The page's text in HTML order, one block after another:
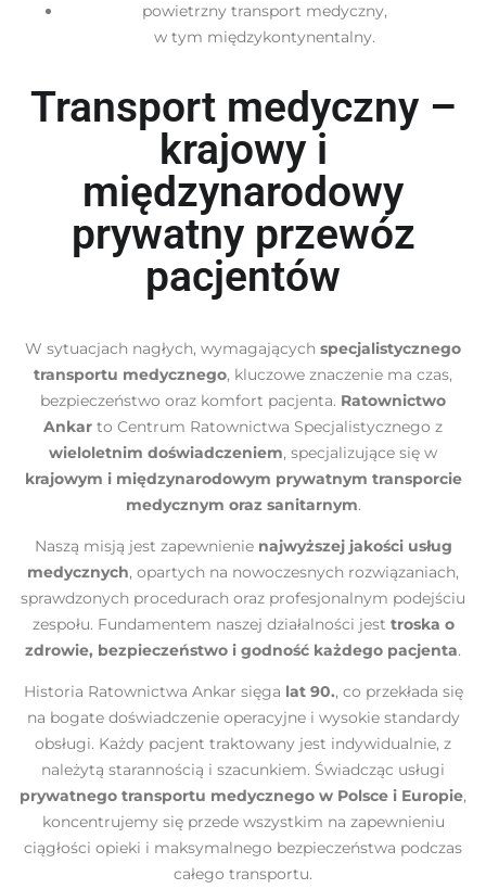
powietrzny transport medyczny,
w tym międzykontynentalny.
Transport medyczny –
krajowy i
międzynarodowy
prywatny przewóz
pacjentów
W sytuacjach nagłych, wymagających specjalistycznego
transportu medycznego, kluczowe znaczenie ma czas,
bezpieczeństwo oraz komfort pacjenta. Ratownictwo
Ankar to Centrum Ratownictwa Specjalistycznego z
wieloletnim doświadczeniem, specjalizujące się w
krajowym i międzynarodowym prywatnym transporcie
medycznym oraz sanitarnym.
Naszą misją jest zapewnienie najwyższej jakości usług
medycznych, opartych na nowoczesnych rozwiązaniach,
sprawdzonych procedurach oraz profesjonalnym podejściu
zespołu. Fundamentem naszej działalności jest troska o
zdrowie, bezpieczeństwo i godność każdego pacjenta.
Historia Ratownictwa Ankar sięga lat 90., co przekłada się
na bogate doświadczenie operacyjne i wysokie standardy
obsługi. Każdy pacjent traktowany jest indywidualnie, z
należytą starannością i szacunkiem. Świadcząc usługi
prywatnego transportu medycznego w Polsce i Europie,
koncentrujemy się przede wszystkim na zapewnieniu
ciągłości opieki i maksymalnego bezpieczeństwa podczas
całego transportu.